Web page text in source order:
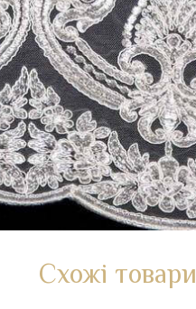
Схожі товари